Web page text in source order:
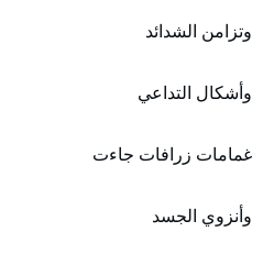
وتزامن الشدائد
وأشكال التداعي
غمامات زرافات جاءت
وأنزوي الجسد